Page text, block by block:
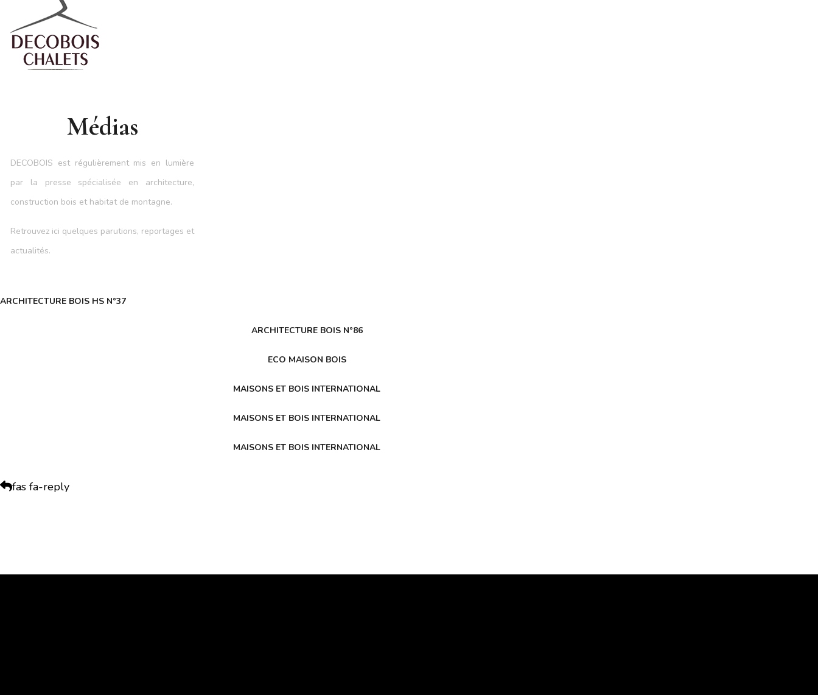
Médias
DECOBOIS est régulièrement mis en lumière
par la presse spécialisée en architecture,
construction bois et habitat de montagne.
Retrouvez ici quelques parutions, reportages et
actualités.
ARCHITECTURE BOIS HS N°37
ARCHITECTURE BOIS N°86
ECO MAISON BOIS
MAISONS ET BOIS INTERNATIONAL
MAISONS ET BOIS INTERNATIONAL
MAISONS ET BOIS INTERNATIONAL
fas fa-reply